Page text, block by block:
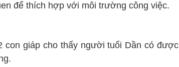
để thích hợp với môi trường công việc.
con giáp cho thấy người tuổi Dần có được